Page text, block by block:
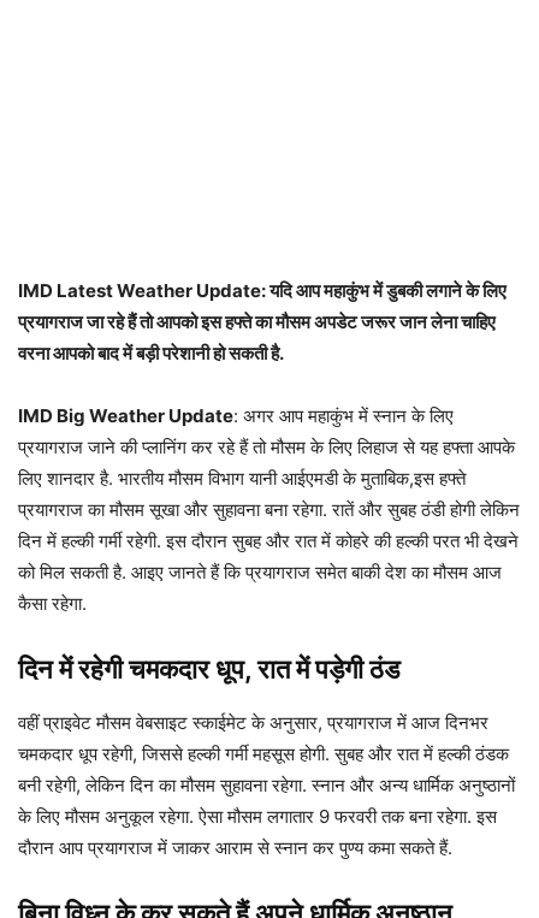
IMD Latest Weather Update: यदि आप महाकुंभ में डुबकी लगाने के लिए
प्रयागराज जा रहे हैं तो आपको इस हफ्ते का मौसम अपडेट जरूर जान लेना चाहिए
वरना आपको बाद में बड़ी परेशानी हो सकती है.
IMD Big Weather Update: अगर आप महाकुंभ में स्नान के लिए
प्रयागराज जाने की प्लानिंग कर रहे हैं तो मौसम के लिए लिहाज से यह हफ्ता आपके
लिए शानदार है. भारतीय मौसम विभाग यानी आईएमडी के मुताबिक,इस हफ्ते
प्रयागराज का मौसम सूखा और सुहावना बना रहेगा. रातें और सुबह ठंडी होगी लेकिन
दिन में हल्की गर्मी रहेगी. इस दौरान सुबह और रात में कोहरे की हल्की परत भी देखने
को मिल सकती है. आइए जानते हैं कि प्रयागराज समेत बाकी देश का मौसम आज
कैसा रहेगा.
दिन में रहेगी चमकदार धूप, रात में पड़ेगी ठंड
वहीं प्राइवेट मौसम वेबसाइट स्काईमेट के अनुसार, प्रयागराज में आज दिनभर
चमकदार धूप रहेगी, जिससे हल्की गर्मी महसूस होगी. सुबह और रात में हल्की ठंडक
बनी रहेगी, लेकिन दिन का मौसम सुहावना रहेगा. स्नान और अन्य धार्मिक अनुष्ठानों
के लिए मौसम अनुकूल रहेगा. ऐसा मौसम लगातार 9 फरवरी तक बना रहेगा. इस
दौरान आप प्रयागराज में जाकर आराम से स्नान कर पुण्य कमा सकते हैं.